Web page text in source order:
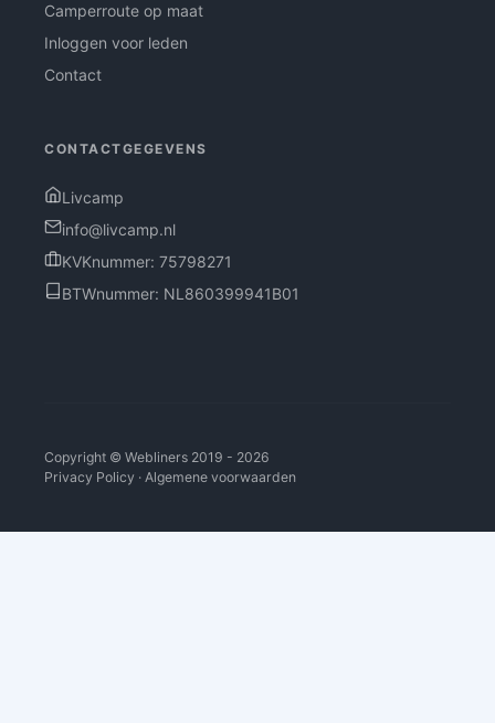
Camperroute op maat
Inloggen voor leden
Contact
CONTACTGEGEVENS
Livcamp
info@livcamp.nl
KVKnummer: 75798271
BTWnummer: NL860399941B01
Copyright © Webliners 2019 - 2026
Privacy Policy · Algemene voorwaarden